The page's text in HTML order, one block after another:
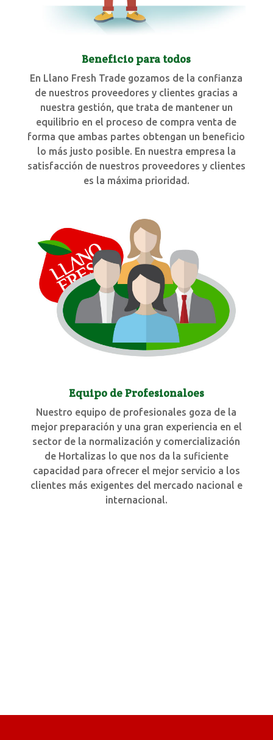
Beneficio para todos
En Llano Fresh Trade gozamos de la confianza
de nuestros proveedores y clientes gracias a
nuestra gestión, que trata de mantener un
equilibrio en el proceso de compra venta de
forma que ambas partes obtengan un beneficio
lo más justo posible. En nuestra empresa la
satisfacción de nuestros proveedores y clientes
es la máxima prioridad.
Equipo de Profesionaloes
Nuestro equipo de profesionales goza de la
mejor preparación y una gran experiencia en el
sector de la normalización y comercialización
de Hortalizas lo que nos da la suficiente
capacidad para ofrecer el mejor servicio a los
clientes más exigentes del mercado nacional e
internacional.